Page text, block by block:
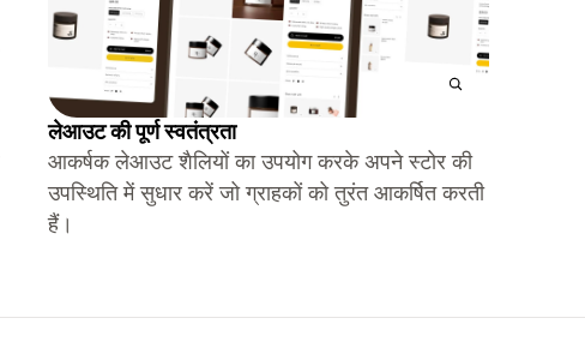
लेआउट की पूर्ण स्वतंत्रता
आकर्षक लेआउट शैलियों का उपयोग करके अपने स्टोर की
उपस्थिति में सुधार करें जो ग्राहकों को तुरंत आकर्षित करती
हैं।